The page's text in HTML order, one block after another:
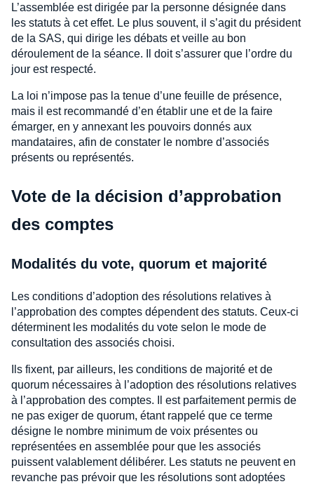
L’assemblée est dirigée par la personne désignée dans
les statuts à cet effet. Le plus souvent, il s’agit du président
de la SAS, qui dirige les débats et veille au bon
déroulement de la séance. Il doit s’assurer que l’ordre du
jour est respecté.
La loi n’impose pas la tenue d’une feuille de présence,
mais il est recommandé d’en établir une et de la faire
émarger, en y annexant les pouvoirs donnés aux
mandataires, afin de constater le nombre d’associés
présents ou représentés.
Vote de la décision d’approbation
des comptes
Modalités du vote, quorum et majorité
Les conditions d’adoption des résolutions relatives à
l’approbation des comptes dépendent des statuts. Ceux-ci
déterminent les modalités du vote selon le mode de
consultation des associés choisi.
Ils fixent, par ailleurs, les conditions de majorité et de
quorum nécessaires à l’adoption des résolutions relatives
à l’approbation des comptes. Il est parfaitement permis de
ne pas exiger de quorum, étant rappelé que ce terme
désigne le nombre minimum de voix présentes ou
représentées en assemblée pour que les associés
puissent valablement délibérer. Les statuts ne peuvent en
revanche pas prévoir que les résolutions sont adoptées